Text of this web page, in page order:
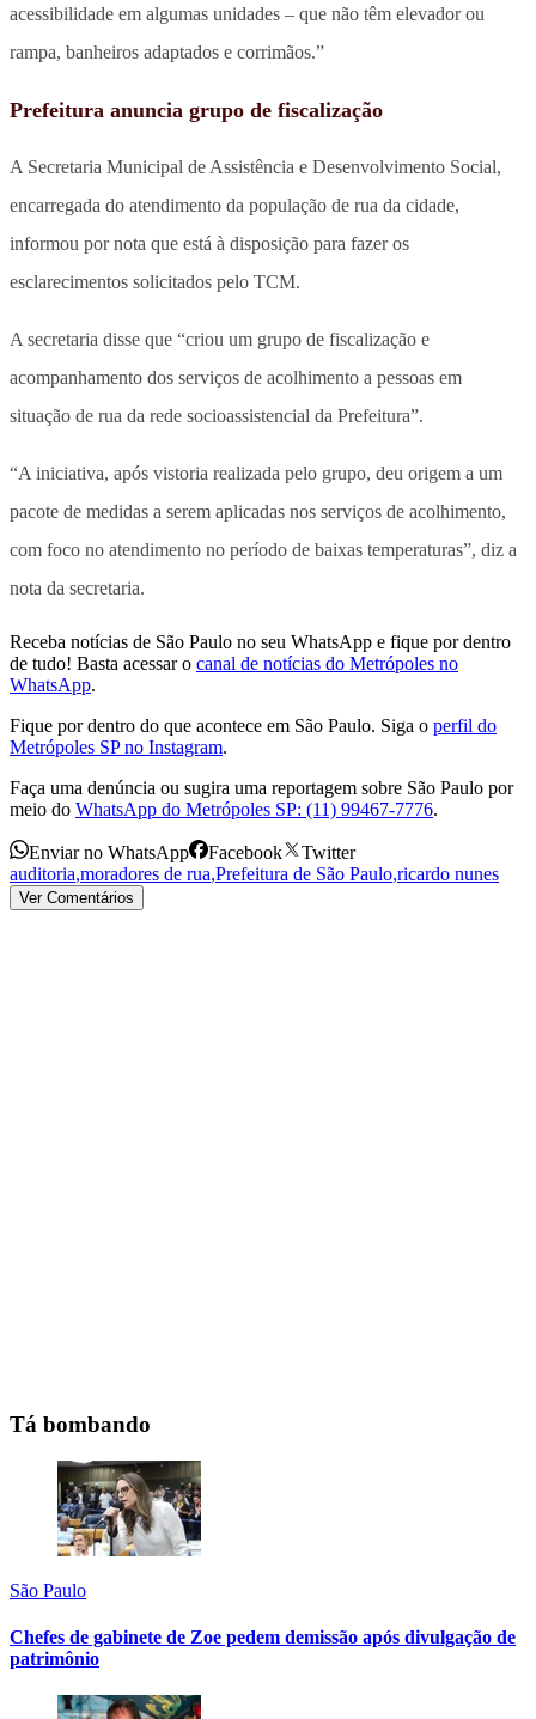
acessibilidade em algumas unidades – que não têm elevador ou
rampa, banheiros adaptados e corrimãos.”
Prefeitura anuncia grupo de fiscalização
A Secretaria Municipal de Assistência e Desenvolvimento Social,
encarregada do atendimento da população de rua da cidade,
informou por nota que está à disposição para fazer os
esclarecimentos solicitados pelo TCM.
A secretaria disse que “criou um grupo de fiscalização e
acompanhamento dos serviços de acolhimento a pessoas em
situação de rua da rede socioassistencial da Prefeitura”.
“A iniciativa, após vistoria realizada pelo grupo, deu origem a um
pacote de medidas a serem aplicadas nos serviços de acolhimento,
com foco no atendimento no período de baixas temperaturas”, diz a
nota da secretaria.
Receba notícias de São Paulo no seu WhatsApp e fique por dentro
de tudo! Basta acessar o canal de notícias do Metrópoles no
WhatsApp.
Fique por dentro do que acontece em São Paulo. Siga o perfil do
Metrópoles SP no Instagram.
Faça uma denúncia ou sugira uma reportagem sobre São Paulo por
meio do WhatsApp do Metrópoles SP: (11) 99467-7776.
Enviar no WhatsApp Facebook
Twitter
auditoria,moradores de rua,Prefeitura de São Paulo,ricardo nunes
Ver Comentários
Tá bombando
São Paulo
Chefes de gabinete de Zoe pedem demissão após divulgação de
patrimônio